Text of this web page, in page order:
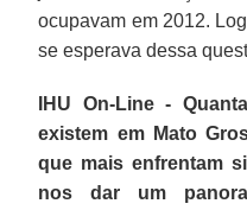
ocupavam em 2012.
se esperava dessa
IHU On-Line -
existem em Mato
que mais enfrentam
nos dar um